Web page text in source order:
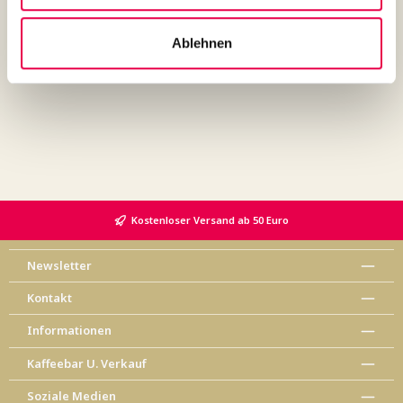
Ablehnen
Kostenloser Versand ab 50 Euro
Newsletter
Kontakt
Informationen
Kaffeebar U. Verkauf
Soziale Medien